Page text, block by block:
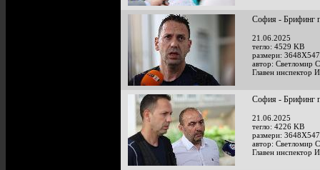
София - Брифинг
21.06.2025
тегло: 4529 KB
размери:
автор: Светломир
Главен инспектор
София - Брифинг
21.06.2025
тегло: 4226 KB
размери:
автор: Светломир
Главен инспектор